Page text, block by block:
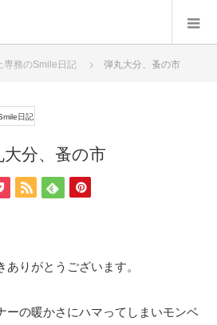
専務のSmile日記 弾丸大分、蚤の市
日記
大分、蚤の市
りがとうございます。
ーの暖かさにハマってしまいモンベ